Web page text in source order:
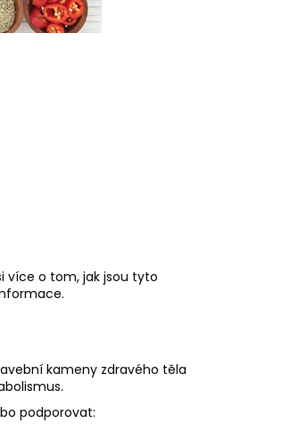
více o tom, jak jsou tyto
kameny zdravého těla
podporovat: